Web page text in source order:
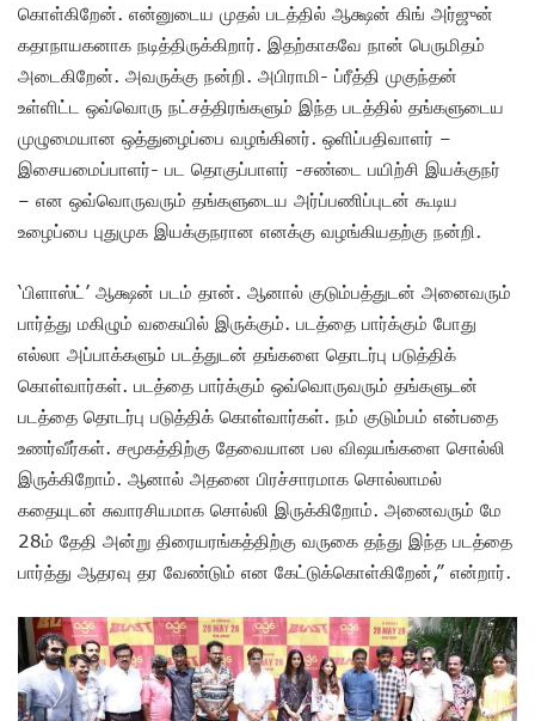
கொள்கிறேன். என்னுடைய முதல் படத்தில் ஆக்ஷன் கிங் அர்ஜுன்
கதாநாயகனாக நடித்திருக்கிறார். இதற்காகவே நான் பெருமிதம்
அடைகிறேன். அவருக்கு நன்றி. அபிராமி- ப்ரீத்தி முகுந்தன்
உள்ளிட்ட ஒவ்வொரு நட்சத்திரங்களும் இந்த படத்தில் தங்களுடைய
முழுமையான ஒத்துழைப்பை வழங்கினர். ஒளிப்பதிவாளர் –
இசையமைப்பாளர்- பட தொகுப்பாளர் -சண்டை பயிற்சி இயக்குநர்
– என ஒவ்வொருவரும் தங்களுடைய அர்ப்பணிப்புடன் கூடிய
உழைப்பை புதுமுக இயக்குநரான எனக்கு வழங்கியதற்கு நன்றி.
‘பிளாஸ்ட்’ ஆக்ஷன் படம் தான். ஆனால் குடும்பத்துடன் அனைவரும்
பார்த்து மகிழும் வகையில் இருக்கும். படத்தை பார்க்கும் போது
எல்லா அப்பாக்களும் படத்துடன் தங்களை தொடர்பு படுத்திக்
கொள்வார்கள். படத்தை பார்க்கும் ஒவ்வொருவரும் தங்களுடன்
படத்தை தொடர்பு படுத்திக் கொள்வார்கள். நம் குடும்பம் என்பதை
உணர்வீர்கள். சமூகத்திற்கு தேவையான பல விஷயங்களை சொல்லி
இருக்கிறோம். ஆனால் அதனை பிரச்சாரமாக சொல்லாமல்
கதையுடன் சுவாரசியமாக சொல்லி இருக்கிறோம். அனைவரும் மே
28ம் தேதி அன்று திரையரங்கத்திற்கு வருகை தந்து இந்த படத்தை
பார்த்து ஆதரவு தர வேண்டும் என கேட்டுக்கொள்கிறேன்,” என்றார்.